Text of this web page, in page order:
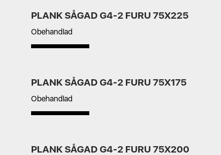
PLANK SÅGAD G4-2 FURU 75X225
Obehandlad
PLANK SÅGAD G4-2 FURU 75X175
Obehandlad
PLANK SÅGAD G4-2 FURU 75X200